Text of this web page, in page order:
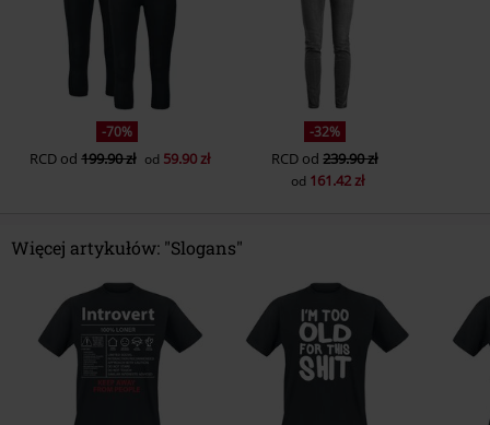
-70%
RCD od199.90 zł od 59.90 zł
-32%
RCD od239.90 zł
od 161.42 zł
Więcej artykułów: "Slogans"